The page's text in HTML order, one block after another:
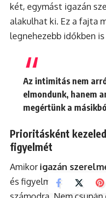
két, egymást igazán
alakulhat ki. Ez a fajta
legnehezebb időkben
Az intimitás nem
elmondunk, hanem
megértünk a
Prioritásként
figyelmét
Amikor igazán
és figyelme